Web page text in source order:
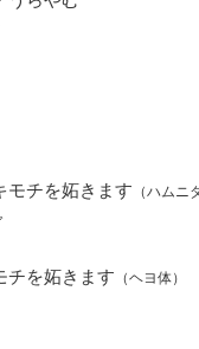
モチを妬きます （ハムニ
チを妬きます （ヘヨ体）